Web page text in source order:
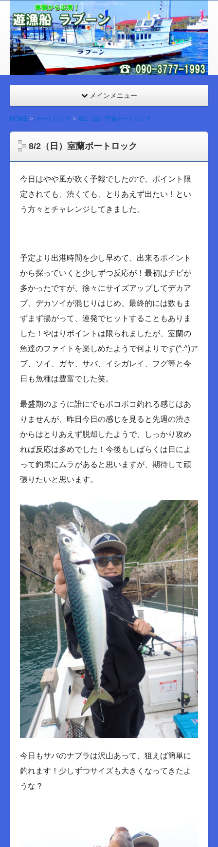
室
蘭
遊漁
船
ラブ
ーン
メインメニュー
HOME ボートロック 8/2（日）室蘭ボートロック
8/2（日）室蘭ボートロック
今日はやや風が吹く予報でしたので、ポイント限
定されても、渋くても、とりあえず出たい！とい
う方々とチャレンジしてきました。
予定より出港時間を少し早めて、出来るポイント
から探っていくと少しずつ反応が！最初はチビが
多かったですが、徐々にサイズアップしてデカア
ブ、デカソイが混じりはじめ、最終的には数もま
ずまず揚がって、連発でヒットすることもありま
した！やはりポイントは限られましたが、室蘭の
魚達のファイトを楽しめたようで何よりです(^.^)ア
ブ、ソイ、ガヤ、サバ、イシガレイ、フグ等と今
日も魚種は豊富でした笑。
最盛期のように誰にでもボコボコ釣れる感じはあ
りませんが、昨日今日の感じを見ると先週の渋さ
からはとりあえず脱却したようで、しっかり攻め
れば反応は多めでした！今後もしばらくは日によ
って釣果にムラがあると思いますが、期待して頑
張りたいと思います。
今日もサバのナブラは沢山あって、狙えば簡単に
釣れます！少しずつサイズも大きくなってきたよ
うな？